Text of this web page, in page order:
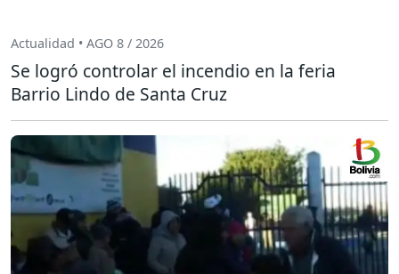
Actualidad • AGO 8 / 2026
Se logró controlar el incendio en la feria
Barrio Lindo de Santa Cruz